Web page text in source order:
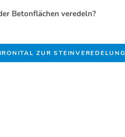
Betonflächen veredeln?
ZUR